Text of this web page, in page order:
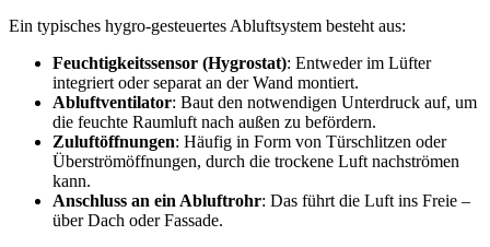
Ein typisches hygro-gesteuertes Abluftsystem besteht aus:
Feuchtigkeitssensor (Hygrostat): Entweder im Lüfter
integriert oder separat an der Wand montiert.
Abluftventilator: Baut den notwendigen Unterdruck auf, um
die feuchte Raumluft nach außen zu befördern.
Zuluftöffnungen: Häufig in Form von Türschlitzen oder
Überströmöffnungen, durch die trockene Luft nachströmen
kann.
Anschluss an ein Abluftrohr: Das führt die Luft ins Freie –
über Dach oder Fassade.